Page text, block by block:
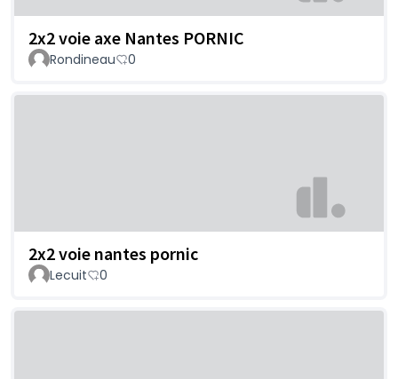
2x2 voie axe Nantes PORNIC
Rondineau 0
2x2 voie nantes pornic
Lecuit 0